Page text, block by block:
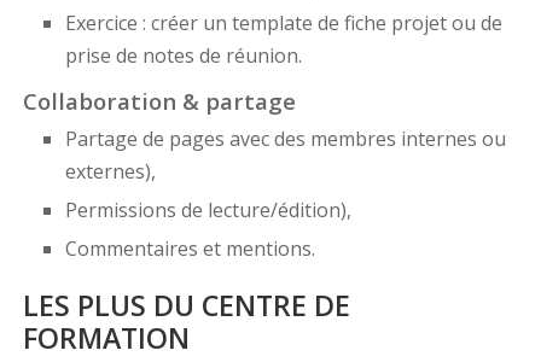
Exercice : créer un template de fiche projet ou de
prise de notes de réunion.
Collaboration & partage
Partage de pages avec des membres internes ou
externes),
Permissions de lecture/édition),
Commentaires et mentions.
LES PLUS DU CENTRE DE
FORMATION